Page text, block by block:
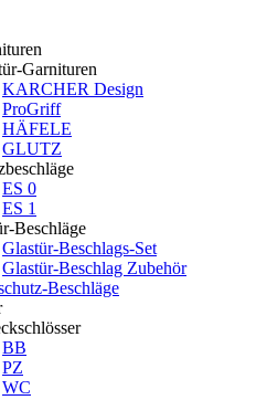
Garnituren
KARCHER Design
ProGriff
HÄFELE
GLUTZ
ES 0
ES 1
Beschläge
Glastür-Beschlags-Set
Glastür-Beschlag Zubehör
Beschläge
BB
PZ
WC